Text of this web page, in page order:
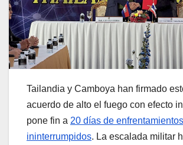
Tailandia y Camboya han firmado
acuerdo de alto el fuego con efecto
pone fin a 20 días de
ininterrumpidos. La escalada militar